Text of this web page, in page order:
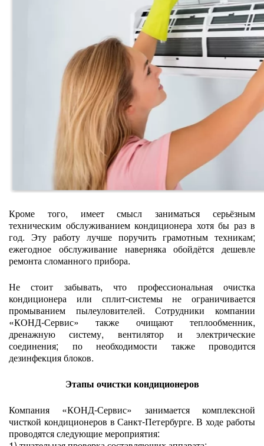
Кроме того, имеет смысл заниматься серьёзным
техническим обслуживанием кондиционера хотя бы раз в
год. Эту работу лучше поручить грамотным техникам;
ежегодное обслуживание наверняка обойдётся дешевле
ремонта сломанного прибора.
Не стоит забывать, что профессиональная очистка
кондиционера или сплит-системы не ограничивается
промыванием пылеуловителей. Сотрудники компании
«КОНД-Сервис» также очищают теплообменник,
дренажную систему, вентилятор и электрические
соединения; по необходимости также проводится
дезинфекция блоков.
Этапы очистки кондиционеров
Компания «КОНД-Сервис» занимается комплексной
чисткой кондиционеров в Санкт-Петербурге. В ходе работы
проводятся следующие мероприятия: